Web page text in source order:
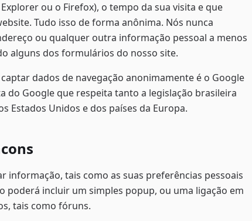
ou o Firefox), o tempo da sua visita e que
Tudo isso de forma anônima. Nós nunca
ou qualquer outra informação pessoal a menos
alguns dos formulários do nosso site.
dados de navegação anonimamente é o Google
do Google que respeita tanto a legislação brasileira
Estados Unidos e dos países da Europa.
informação, tais como as suas preferências pessoais
poderá incluir um simples popup, ou uma ligação em
tais como fóruns.